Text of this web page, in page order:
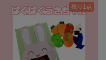
残り1点